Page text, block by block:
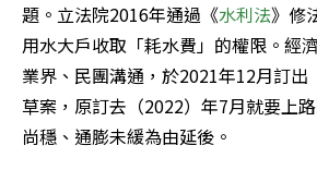
題。立法院2016年通過《水利法》修
用水大戶收取「耗水費」的權限。經
業界、民團溝通，於2021年12月訂出
草案，原訂去（2022）年7月就要上
尚穩、通膨未緩為由延後。